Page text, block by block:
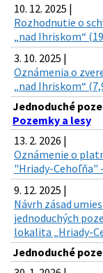
10. 12. 2025 |
Rozhodnutie o
„nad Ihriskom“
3. 10. 2025 |
Oznámenia o
„nad Ihriskom“
Jednoduché
Pozemky a lesy
13. 2. 2026 |
Oznámenie o
"Hriady-Cehoľňa"
9. 12. 2025 |
Návrh zásad
jednoduchých
lokalita „Hriady-
Jednoduché